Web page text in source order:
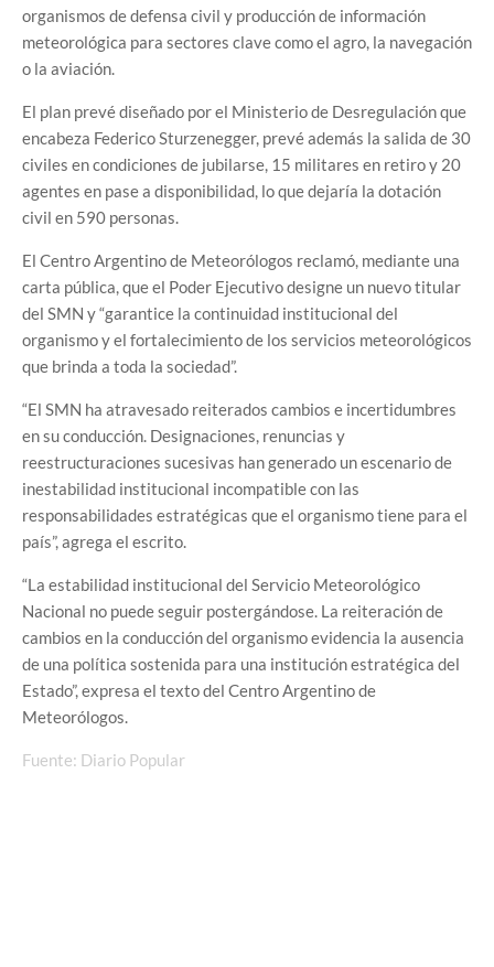
organismos de defensa civil y producción de información
meteorológica para sectores clave como el agro, la navegación
o la aviación.
El plan prevé diseñado por el Ministerio de Desregulación que
encabeza Federico Sturzenegger, prevé además la salida de 30
civiles en condiciones de jubilarse, 15 militares en retiro y 20
agentes en pase a disponibilidad, lo que dejaría la dotación
civil en 590 personas.
El Centro Argentino de Meteorólogos reclamó, mediante una
carta pública, que el Poder Ejecutivo designe un nuevo titular
del SMN y “garantice la continuidad institucional del
organismo y el fortalecimiento de los servicios meteorológicos
que brinda a toda la sociedad”.
“El SMN ha atravesado reiterados cambios e incertidumbres
en su conducción. Designaciones, renuncias y
reestructuraciones sucesivas han generado un escenario de
inestabilidad institucional incompatible con las
responsabilidades estratégicas que el organismo tiene para el
país”, agrega el escrito.
“La estabilidad institucional del Servicio Meteorológico
Nacional no puede seguir postergándose. La reiteración de
cambios en la conducción del organismo evidencia la ausencia
de una política sostenida para una institución estratégica del
Estado”, expresa el texto del Centro Argentino de
Meteorólogos.
Fuente: Diario Popular